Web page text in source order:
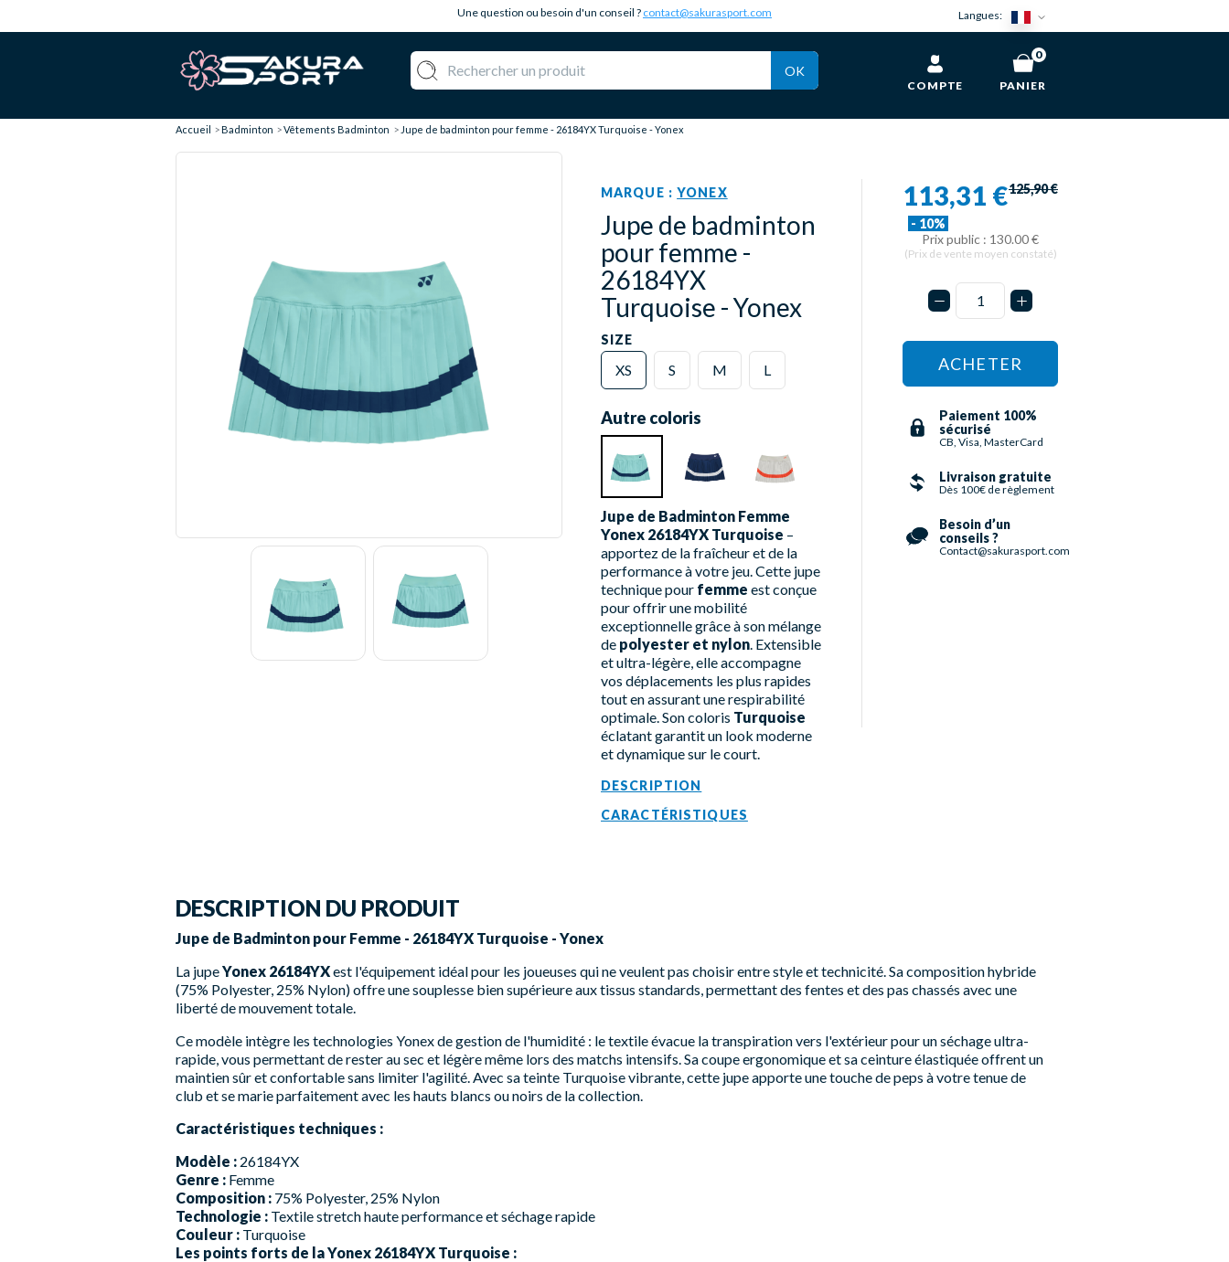
Une question ou besoin d'un conseil ? contact@sakurasport.com Langues:
OK
COMPTE PANIER
0
Accueil Badminton Vêtements Badminton Jupe de badminton pour femme - 26184YX Turquoise - Yonex
MARQUE :YONEX
Jupe de badminton
pour femme -
26184YX
Turquoise - Yonex
SIZE
XS S M L
Autre coloris
Jupe de Badminton Femme
Yonex 26184YX Turquoise –
apportez de la fraîcheur et de la
performance à votre jeu. Cette jupe
technique pour femme est conçue
pour offrir une mobilité
exceptionnelle grâce à son mélange
de polyester et nylon . Extensible
et ultra-légère, elle accompagne
vos déplacements les plus rapides
tout en assurant une respirabilité
optimale. Son coloris Turquoise
éclatant garantit un look moderne
et dynamique sur le court.
DESCRIPTION
CARACTÉRISTIQUES
113,31 €
- 10%
125,90 €
Prix public : 130.00 €
(Prix de vente moyen constaté)
ACHETER
Paiement 100%
sécurisé
CB, Visa, MasterCard
Livraison gratuite
Dès 100€ de règlement
Besoin d’un
conseils ?
Contact@sakurasport.com
DESCRIPTION DU PRODUIT
Jupe de Badminton pour Femme - 26184YX Turquoise - Yonex
La jupeYonex 26184YXest l'équipement idéal pour les joueuses qui ne veulent pas choisir entre style et technicité. Sa composition hybride
(75% Polyester, 25% Nylon) offre une souplesse bien supérieure aux tissus standards, permettant des fentes et des pas chassés avec une
liberté de mouvement totale.
Ce modèle intègre les technologies Yonex de gestion de l'humidité : le textile évacue la transpiration vers l'extérieur pour un séchage ultra-
rapide, vous permettant de rester au sec et légère même lors des matchs intensifs. Sa coupe ergonomique et sa ceinture élastiquée offrent un
maintien sûr et confortable sans limiter l'agilité. Avec sa teinte Turquoise vibrante, cette jupe apporte une touche de peps à votre tenue de
club et se marie parfaitement avec les hauts blancs ou noirs de la collection.
Caractéristiques techniques :
Modèle : 26184YX
Genre : Femme
Composition : 75% Polyester, 25% Nylon
Technologie : Textile stretch haute performance et séchage rapide
Couleur : Turquoise
Les points forts de la Yonex 26184YX Turquoise :